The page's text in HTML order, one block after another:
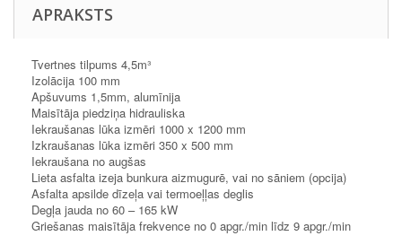
APRAKSTS
Tvertnes tilpums 4,5m³
Izolācija 100 mm
Apšuvums 1,5mm, alumīnija
Maisītāja piedziņa hidrauliska
Iekraušanas lūka izmēri 1000 x 1200 mm
Izkraušanas lūka izmēri 350 x 500 mm
Iekraušana no augšas
Lieta asfalta izeja bunkura aizmugurē, vai no sāniem (opcija)
Asfalta apsilde dīzeļa vai termoeļļas deglis
Degļa jauda no 60 – 165 kW
Griešanas maisītāja frekvence no 0 apgr./min līdz 9 apgr./min